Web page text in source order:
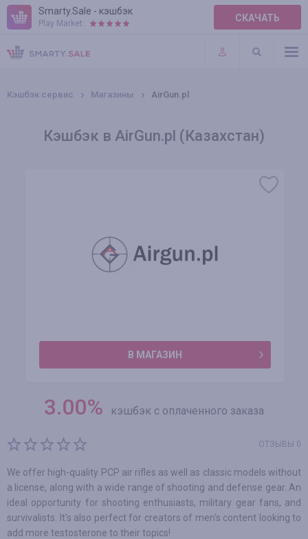
Smarty.Sale - кэшбэк
Play Market: СКАЧАТЬ
ПРАВИЛА
ПЛАГИНЫ
Кэшбэк сервис Магазины AirGun.pl
Кэшбэк в AirGun.pl (Казахстан)
В МАГАЗИН
3.00% кэшбэк с оплаченного заказа
ОТЗЫВЫ 0
We offer high-quality PCP air rifles as well as classic models without
a license, along with a wide range of shooting and defense gear. An
ideal opportunity for shooting enthusiasts, military gear fans, and
survivalists. It's also perfect for creators of men's content looking to
add more testosterone to their topics!